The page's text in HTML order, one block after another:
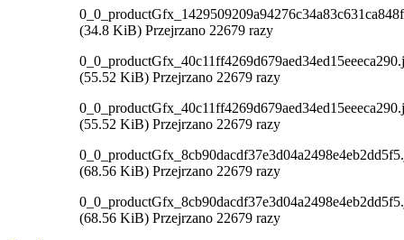
(34.8 KiB) Przejrzano 22679 razy
(55.52 KiB) Przejrzano 22679 razy
(55.52 KiB) Przejrzano 22679 razy
(68.56 KiB) Przejrzano 22679 razy
(68.56 KiB) Przejrzano 22679 razy